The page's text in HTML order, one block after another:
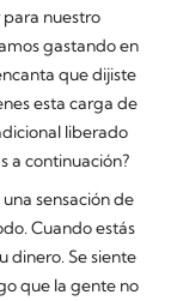
para nuestro
gastando en
que dijiste
esta carga de
liberado
a continuación?
sensación de
Cuando estás
dinero. Se siente
que la gente no